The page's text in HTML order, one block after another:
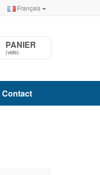
Français
PANIER
(vide)
Contact